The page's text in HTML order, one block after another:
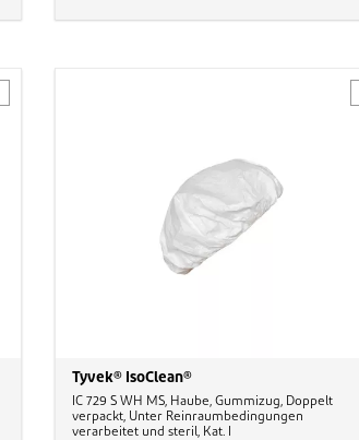
Tyvek® IsoClean®
IC 729 S WH MS, Haube, Gummizug, Doppelt
verpackt, Unter Reinraumbedingungen
verarbeitet und steril, Kat. I